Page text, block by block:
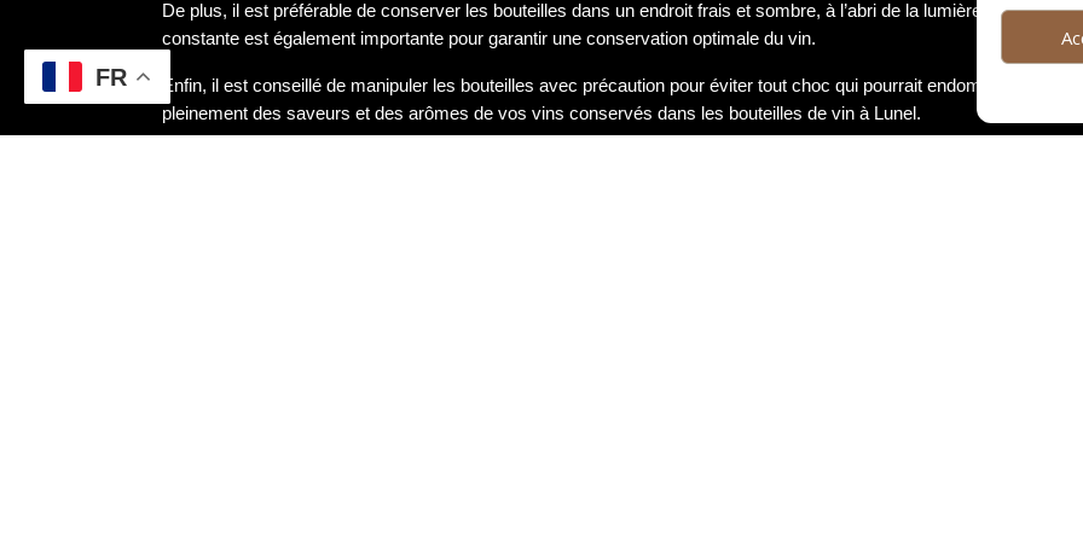
De plus, il est préférable de conserver les bouteilles dans un endroit frais et sombre, à l’abri de la lumière directe du
constante est également importante pour garantir une conservation optimale du vin.
Enfin, il est conseillé de manipuler les bouteilles avec précaution pour éviter tout choc qui pourrait endommager le
pleinement des saveurs et des arômes de vos vins conservés dans les bouteilles de vin à Lunel.
FR